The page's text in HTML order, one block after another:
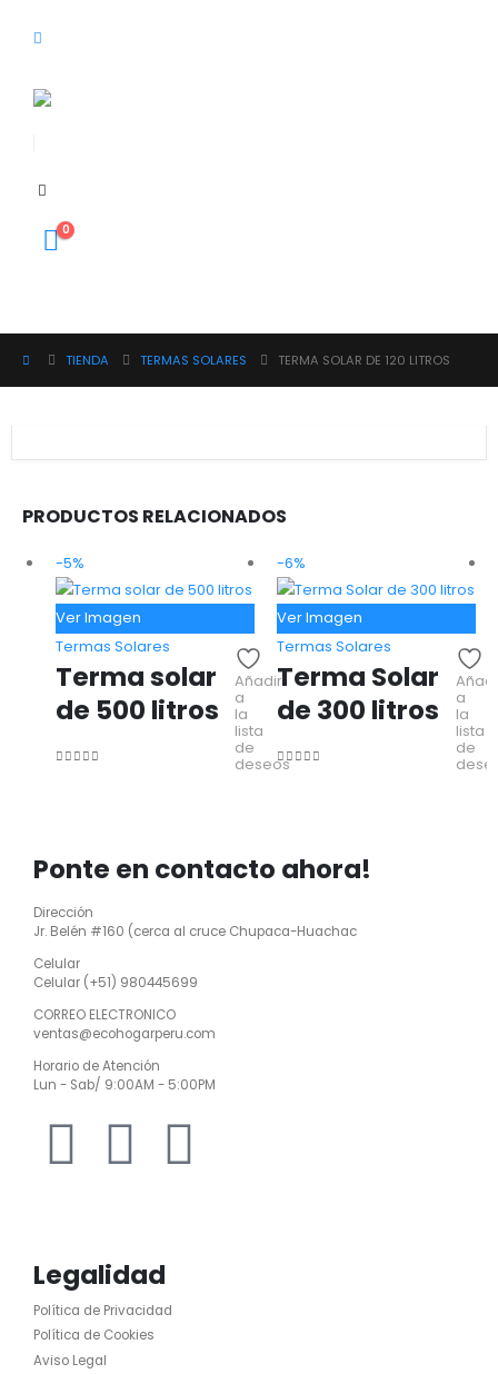
0
TIENDA TERMAS SOLARES TERMA SOLAR DE 120 LITROS
PRODUCTOS RELACIONADOS
-5%
Ver Imagen
Añadir
a
la
lista
de
deseos
Termas Solares
Terma solar
de 500 litros
-6%
Ver Imagen
a
la
lista
de
Termas Solares
Terma Solar
de 300 litros
Ponte en contacto ahora!
Dirección
Jr. Belén #160 (cerca al cruce Chupaca-Huachac
Celular
Celular (+51) 980445699
CORREO ELECTRONICO
ventas@ecohogarperu.com
Horario de Atención
Lun - Sab/ 9:00AM - 5:00PM
Legalidad
Política de Privacidad
Política de Cookies
Aviso Legal